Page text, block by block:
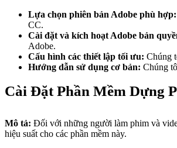
Lựa chọn phiên bản Adobe phù hợp:
CC.
Cài đặt và kích hoạt Adobe bản
Adobe.
Cấu hình các thiết lập tối ưu: Chúng
Hướng dẫn sử dụng cơ bản: Chúng
Cài Đặt Phần Mềm Dựng
Mô tả: Đối với những người làm phim và
hiệu suất cho các phần mềm này.